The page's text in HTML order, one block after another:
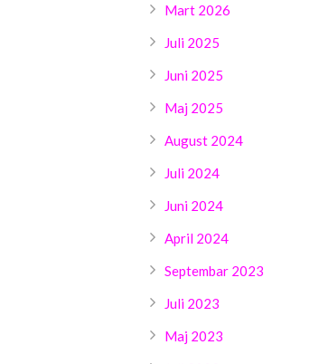
Mart 2026
Juli 2025
Juni 2025
Maj 2025
August 2024
Juli 2024
Juni 2024
April 2024
Septembar 2023
Juli 2023
Maj 2023